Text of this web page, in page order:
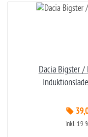
Dacia Bigster /
inkl. 19